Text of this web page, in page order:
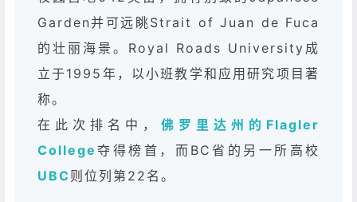
Garden并可远眺Strait of Juan de Fuca
的壮丽海景。Royal Roads University成
立于1995年，以小班教学和应用研究项目著
称。
在此次排名中， 佛罗里达州的Flagler
College 夺得榜首，而BC省的另一所高校
UBC则位列第22名。